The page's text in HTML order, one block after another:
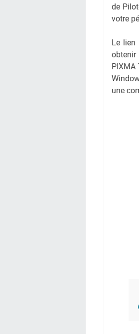
de
votre
Le lien
obtenir
PIXMA
une